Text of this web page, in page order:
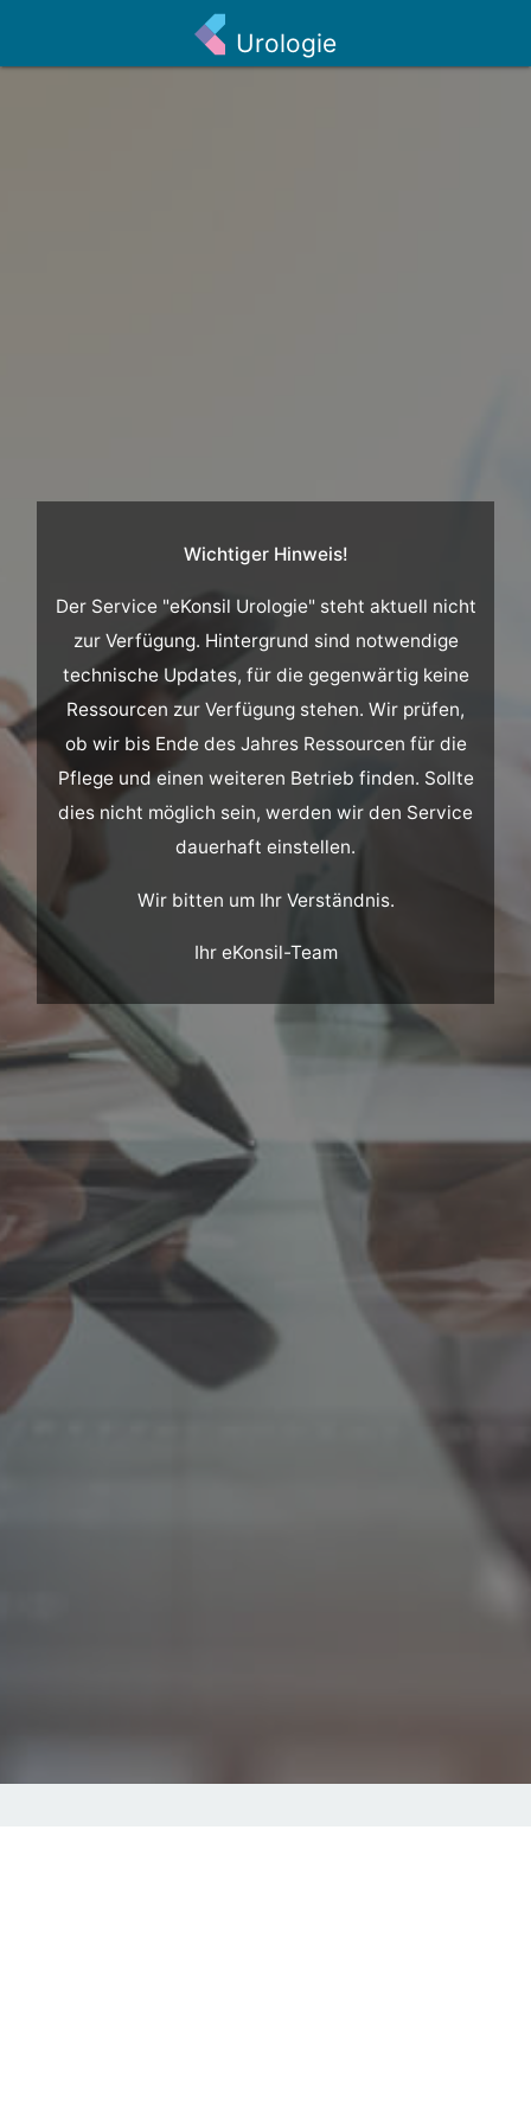
Urologie
Wichtiger Hinweis!
Der Service "eKonsil Urologie" steht aktuell nicht
zur Verfügung. Hintergrund sind notwendige
technische Updates, für die gegenwärtig keine
Ressourcen zur Verfügung stehen. Wir prüfen,
ob wir bis Ende des Jahres Ressourcen für die
Pflege und einen weiteren Betrieb finden. Sollte
dies nicht möglich sein, werden wir den Service
dauerhaft einstellen.
Wir bitten um Ihr Verständnis.
Ihr eKonsil-Team